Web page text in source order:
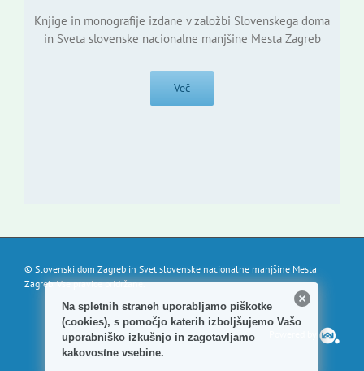
Knjige in monografije izdane v založbi Slovenskega doma
in Sveta slovenske nacionalne manjšine Mesta Zagreb
Več
© Slovenski dom Zagreb in Svet slovenske nacionalne manjšine Mesta
Zagreb. Vse pravice pridržane.
Na spletnih straneh uporabljamo piškotke
(cookies), s pomočjo katerih izboljšujemo Vašo
uporabniško izkušnjo in zagotavljamo
kakovostne vsebine.